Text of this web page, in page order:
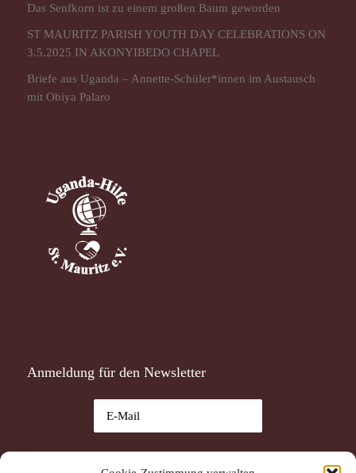
Das Senfkorn ist zu einem großen Baum geworden
ST MAURITZ PARISH YOUTH DAY CELEBRATIONS ON
3.5.2025 IN AKONYIBEDO CHAPEL
Briefe aus Uganda – Annette-Schüler*innen im Austausch
mit Obiya Palaro
Anmeldung für den Newsletter
Ich habe dieDatenschutzerklärunggelesen und akzeptiere